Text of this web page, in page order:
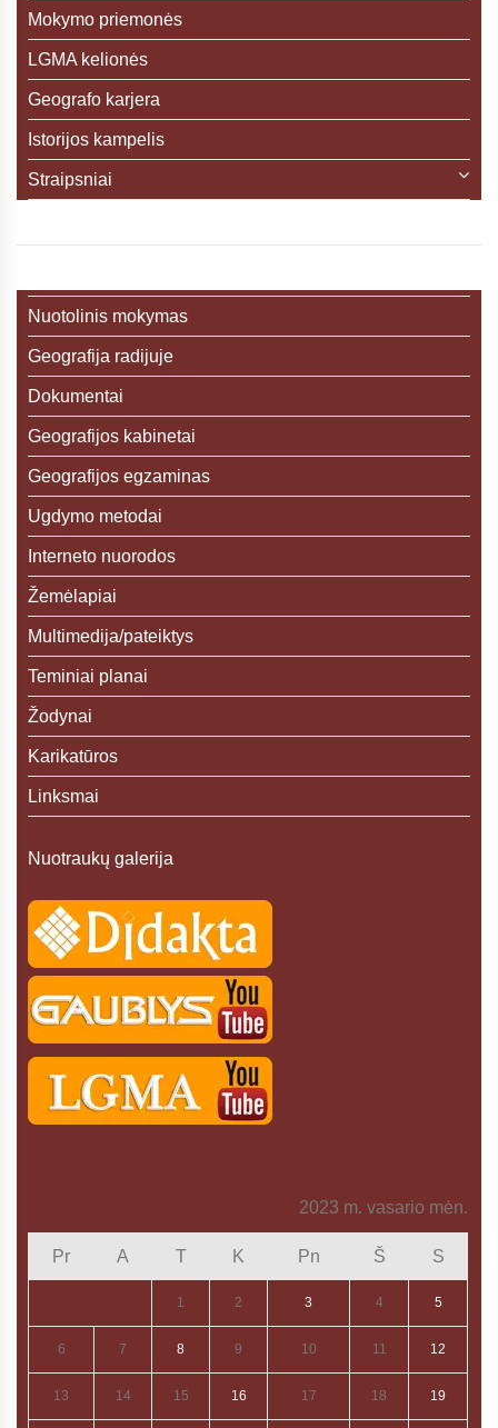
Mokymo priemonės
LGMA kelionės
Geografo karjera
Istorijos kampelis
Straipsniai
Nuotolinis mokymas
Geografija radijuje
Dokumentai
Geografijos kabinetai
Geografijos egzaminas
Ugdymo metodai
Interneto nuorodos
Žemėlapiai
Multimedija/pateiktys
Teminiai planai
Žodynai
Karikatūros
Linksmai
Nuotraukų galerija
2023 m. vasario mėn.
Pr A T K Pn Š S
1 2 3 4 5
6 7 8 9 10 11 12
13 14 15 16 17 18 19